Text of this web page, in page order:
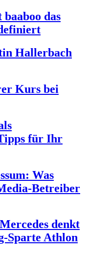
das
Hallerbach
Kurs bei
für Ihr
Was
Betreiber
denkt
Sparte Athlon